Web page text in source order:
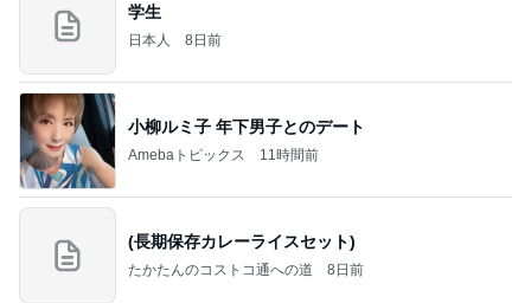
学生
日本人 8日前
小柳ルミ子 年下男子とのデート
Amebaトピックス 11時間前
(長期保存カレーライスセット)
たかたんのコストコ通への道 8日前